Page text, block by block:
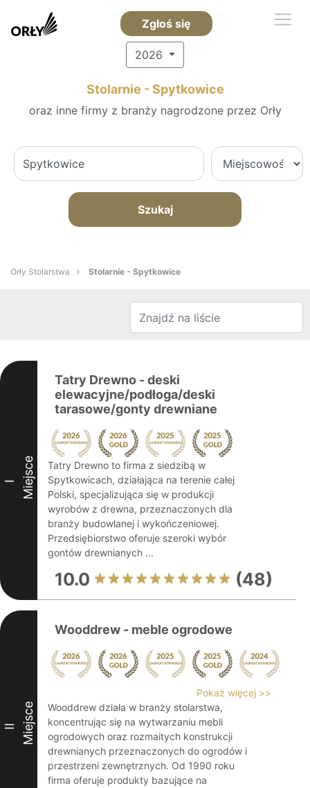
Zgłoś się
2026
Stolarnie - Spytkowice
oraz inne firmy z branży nagrodzone przez Orły
Szukaj
Orły Stolarstwa Stolarnie - Spytkowice
I Miejsce
Tatry Drewno - deski
elewacyjne/podłoga/deski
tarasowe/gonty drewniane
Tatry Drewno to firma z siedzibą w
Spytkowicach, działająca na terenie całej
Polski, specjalizująca się w produkcji
wyrobów z drewna, przeznaczonych dla
branży budowlanej i wykończeniowej.
Przedsiębiorstwo oferuje szeroki wybór
gontów drewnianych ...
10.0 (48)
II Miejsce
Wooddrew - meble ogrodowe
Pokaż więcej >>
Wooddrew działa w branży stolarstwa,
koncentrując się na wytwarzaniu mebli
ogrodowych oraz rozmaitych konstrukcji
drewnianych przeznaczonych do ogrodów i
przestrzeni zewnętrznych. Od 1990 roku
firma oferuje produkty bazujące na